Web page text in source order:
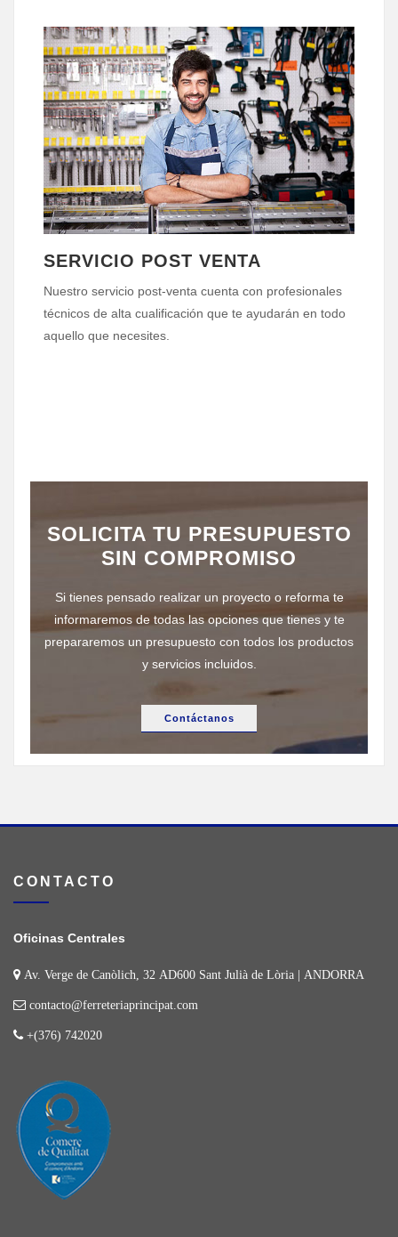
SERVICIO POST VENTA
Nuestro servicio post-venta cuenta con profesionales
técnicos de alta cualificación que te ayudarán en todo
aquello que necesites.
SOLICITA TU PRESUPUESTO
SIN COMPROMISO
Si tienes pensado realizar un proyecto o reforma te
informaremos de todas las opciones que tienes y te
prepararemos un presupuesto con todos los productos
y servicios incluidos.
Contáctanos
CONTACTO
Oficinas Centrales
Av. Verge de Canòlich, 32 AD600 Sant Julià de Lòria | ANDORRA
contacto@ferreteriaprincipat.com
+(376) 742020